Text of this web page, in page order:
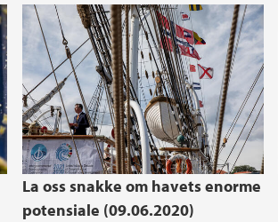
La oss snakke om havets enorme
potensiale (09.06.2020)